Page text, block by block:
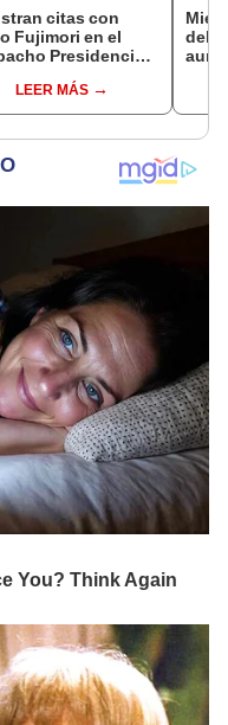
citas con
Fujimori en el
Presidencial
LEER MÁS
del